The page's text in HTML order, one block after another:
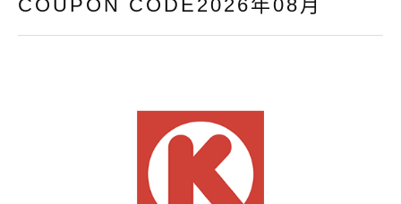
COUPON CODE2026年08月